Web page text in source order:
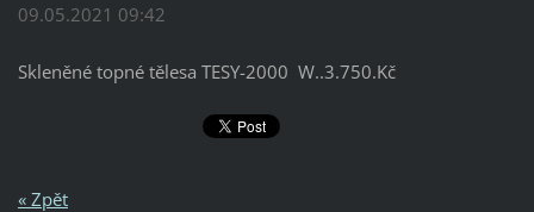
09.05.2021 09:42
Skleněné topné tělesa TESY-2000 W..3.750.Kč
« Zpět